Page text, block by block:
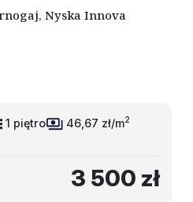
Nyska Innova
1 piętro 46,67 zł/m2
3 500 zł